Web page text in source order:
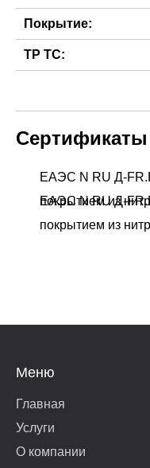
Покрытие:
ТР ТС:
ЕАЭС N RU Д-
покрытием из
ЕАЭС N RU Д-
покрытием из
Меню
Главная
Услуги
О компании